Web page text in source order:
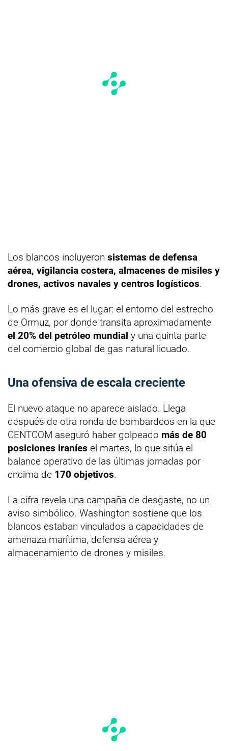
Los blancos incluyeron sistemas de defensa
aérea, vigilancia costera, almacenes de misiles y
drones, activos navales y centros logísticos.
Lo más grave es el lugar: el entorno del estrecho
de Ormuz, por donde transita aproximadamente
el 20% del petróleo mundial y una quinta parte
del comercio global de gas natural licuado.
Una ofensiva de escala creciente
El nuevo ataque no aparece aislado. Llega
después de otra ronda de bombardeos en la que
CENTCOM aseguró haber golpeado más de 80
posiciones iraníes el martes, lo que sitúa el
balance operativo de las últimas jornadas por
encima de 170 objetivos.
La cifra revela una campaña de desgaste, no un
aviso simbólico. Washington sostiene que los
blancos estaban vinculados a capacidades de
amenaza marítima, defensa aérea y
almacenamiento de drones y misiles.